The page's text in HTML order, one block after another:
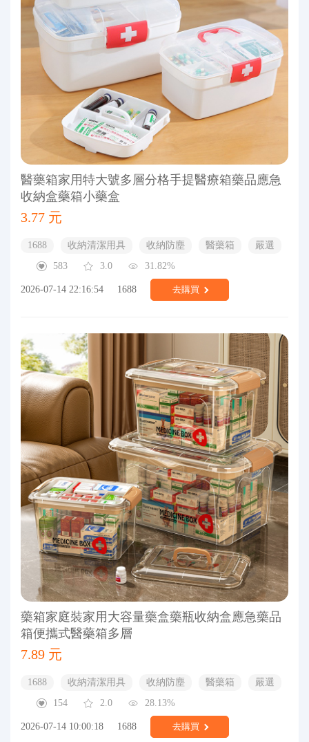
醫藥箱家用特大號多層分格手提醫療箱藥品應急
收納盒藥箱小藥盒
3.77 元
1688 收納清潔用具 收納防塵 醫藥箱
嚴選
583
3.0 31.82%
2026-07-14 22:16:54 1688 去購買
藥箱家庭裝家用大容量藥盒藥瓶收納盒應急藥品
箱便攜式醫藥箱多層
7.89 元
1688 收納清潔用具 收納防塵 醫藥箱
嚴選
154
2.0 28.13%
2026-07-14 10:00:18 1688 去購買